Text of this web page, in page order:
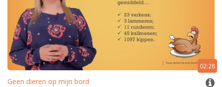
02:28
Geen dieren op mijn bord